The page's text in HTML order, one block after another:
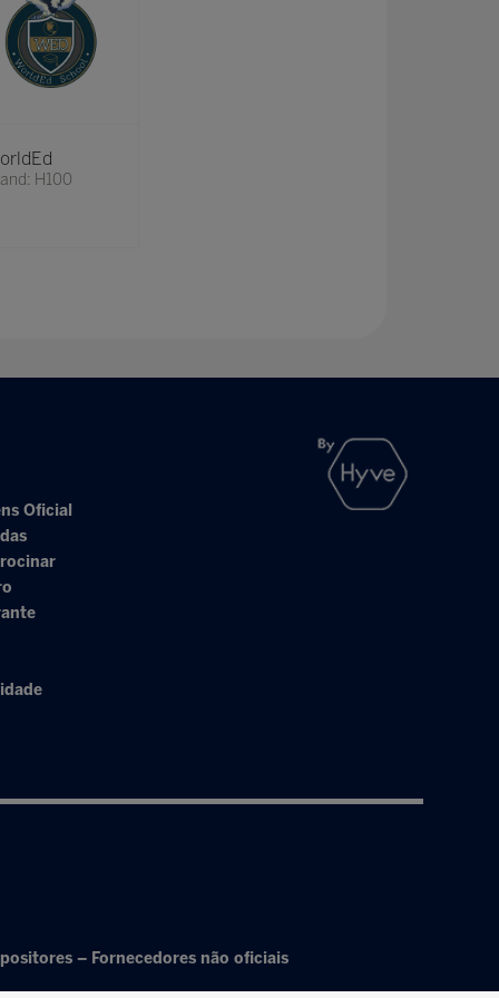
H100
Oficial
– Fornecedores não oficiais